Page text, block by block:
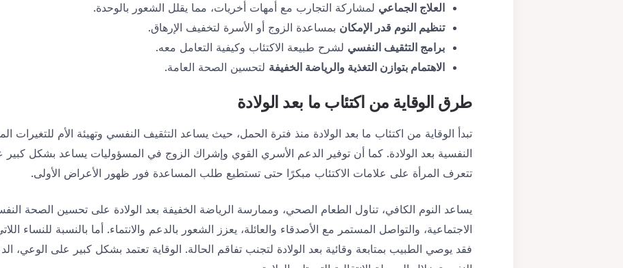
العلاج الجماعي لمشاركة التجارب مع أمهات أخريات، مما يقلل الشعور بالوحدة.
تنظيم النوم قدر الإمكان بمساعدة الزوج أو الأسرة لتخفيف الإرهاق.
برامج التثقيف النفسي لشرح طبيعة الاكتئاب وكيفية التعامل معه.
الاهتمام بتوازن التغذية والرياضة الخفيفة لتحسين الصحة العامة.
طرق الوقاية من اكتئاب ما بعد الولادة
تبدأ الوقاية من اكتئاب ما بعد الولادة منذ فترة الحمل، حيث يساعد التثقيف النفسي وتهيئة الأم للتغيرات
النفسية بعد الولادة. كما أن توفير الدعم الأسري القوي وإشراك الزوج في المسؤوليات يساعد بشكل
تتعرف المرأة على علامات الاكتئاب مبكرًا حتى تستطيع طلب المساعدة فور ظهور الأعراض الأولى.
يساعد النوم الكافي، تناول الطعام الصحي، وممارسة الرياضة الخفيفة بعد الولادة على تحسين الصحة
الاجتماعية، والتواصل المستمر مع الأصدقاء والعائلة، يعزز الشعور بالدعم والانتماء. أما بالنسبة للنساء
فقد يوصي الطبيب بمتابعة وقائية بعد الولادة لتجنب تفاقم الحالة. الوقاية تعتمد بشكل كبير على الوعي،